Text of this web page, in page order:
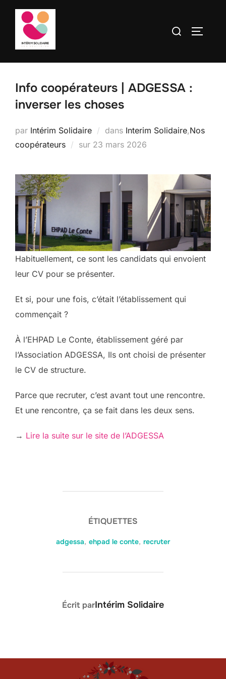
principal
Aller
contenu
Rechercher :
Info coopérateurs | ADGESSA :
inverser les choses
par Intérim Solidaire dans Interim Solidaire,Nos
coopérateurs
sur Publié
23 mars 2026
Habituellement, ce sont les candidats qui envoient
leur CV pour se présenter.
Et si, pour une fois, c’était l’établissement qui
commençait ?
À l’EHPAD Le Conte, établissement géré par
l’Association ADGESSA, Ils ont choisi de présenter
le CV de structure.
Parce que recruter, c’est avant tout une rencontre.
Et une rencontre, ça se fait dans les deux sens.
→ Lire la suite sur le site de l’ADGESSA
ÉTIQUETTES
adgessa, ehpad le conte, recruter
AUTEUR DE LA PUBLICATION
Écrit parIntérim Solidaire